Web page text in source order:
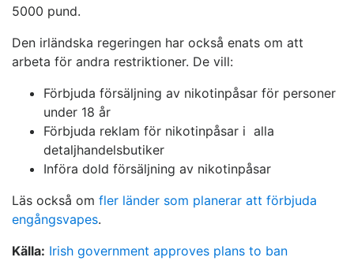
5000 pund.
Den irländska regeringen har också enats om att
arbeta för andra restriktioner. De vill:
Förbjuda försäljning av nikotinpåsar för personer
under 18 år
Förbjuda reklam för nikotinpåsar i alla
detaljhandelsbutiker
Införa dold försäljning av nikotinpåsar
Läs också om fler länder som planerar att förbjuda
engångsvapes.
Källa: Irish government approves plans to ban